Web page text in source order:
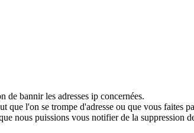
de bannir les adresses ip concernées.
l'on se trompe d'adresse ou que vous faites
nous puissions vous notifier de la suppression